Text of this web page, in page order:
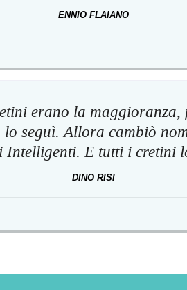
ENNIO FLAIANO
erano la
lo seguì. Allora cambiò
Intelligenti. E tutti i cretini
DINO RISI